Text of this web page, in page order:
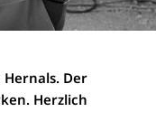
Hernals. Der
Herzlich